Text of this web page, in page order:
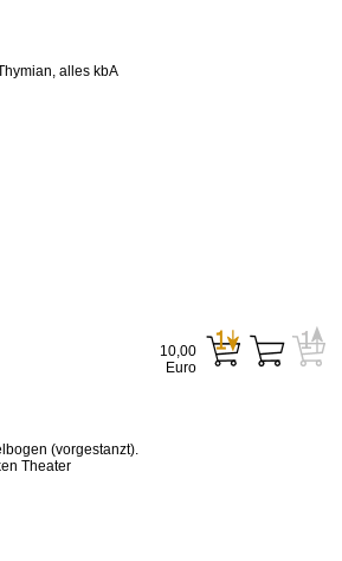
alles kbA
(vorgestanzt).
Theater
10,00
Euro